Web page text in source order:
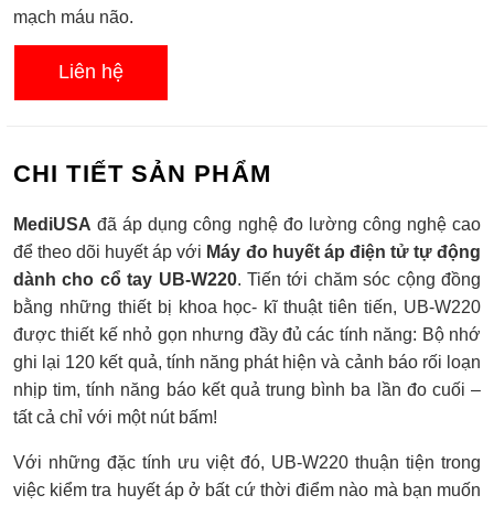
mạch máu não.
Liên hệ
CHI TIẾT SẢN PHẨM
MediUSA đã áp dụng công nghệ đo lường công nghệ cao
để theo dõi huyết áp với Máy đo huyết áp điện tử tự động
dành cho cổ tay UB-W220. Tiến tới chăm sóc cộng đồng
bằng những thiết bị khoa học- kĩ thuật tiên tiến, UB-W220
được thiết kế nhỏ gọn nhưng đầy đủ các tính năng: Bộ nhớ
ghi lại 120 kết quả, tính năng phát hiện và cảnh báo rối loạn
nhịp tim, tính năng báo kết quả trung bình ba lần đo cuối –
tất cả chỉ với một nút bấm!
Với những đặc tính ưu việt đó, UB-W220 thuận tiện trong
việc kiểm tra huyết áp ở bất cứ thời điểm nào mà bạn muốn